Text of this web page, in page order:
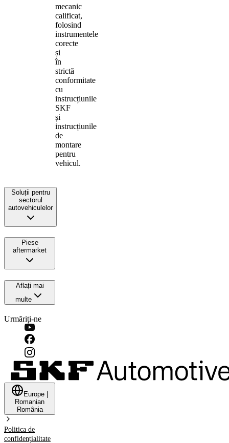
mecanic
calificat,
folosind
instrumentele
corecte
și
în
strictă
conformitate
cu
instrucțiunile
SKF
și
instrucțiunile
de
montare
pentru
vehicul.
Soluții pentru
sectorul
autovehiculelor
Piese
aftermarket
Aflați mai
multe
Urmăriți-ne
Europe
Romanian
România
Politica de
confidențialitate